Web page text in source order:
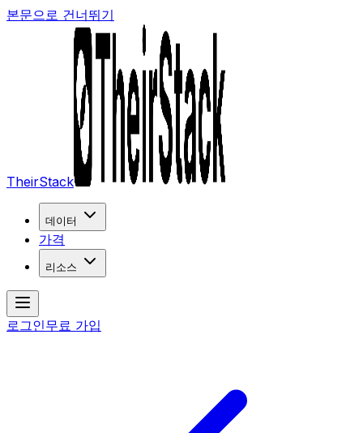
본문으로 건너뛰기
TheirStack
데이터
가격
리소스
로그인무료 가입